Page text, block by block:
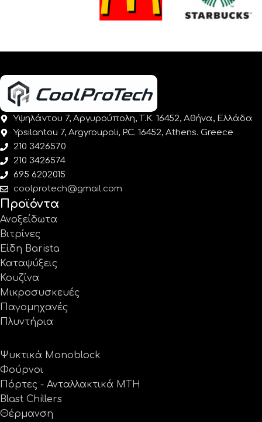
Υψηλάντου 7, Αργυρούπολη, Τ.Κ. 16452, Αθήνα, Ελλάδα
Ypsilantou 7, Argyroupoli, P.C. 16452, Athens. Greece
210 3426570
210 3426574
695 6202015
coolprotech@gmail.com
Προϊόντα
Ανοξείδωτα
Βιτρίνες
Είδη Barista
Καταψύξεις
Κουζίνα
Μικροσυσκευές
Παγομηχανές
Πλυντήρια
Ψυκτικά Monoblock
Φούρνοι
Πόρτες - Ανταλλακτικά MTH
Blast Chillers
Θέρμανση